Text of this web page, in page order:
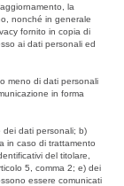
la
nonché in generale
fornito in copia di
ai dati personali ed
meno di dati personali
in forma
dei dati personali; b)
in caso di trattamento
del titolare,
5, comma 2; e) dei
essere comunicati